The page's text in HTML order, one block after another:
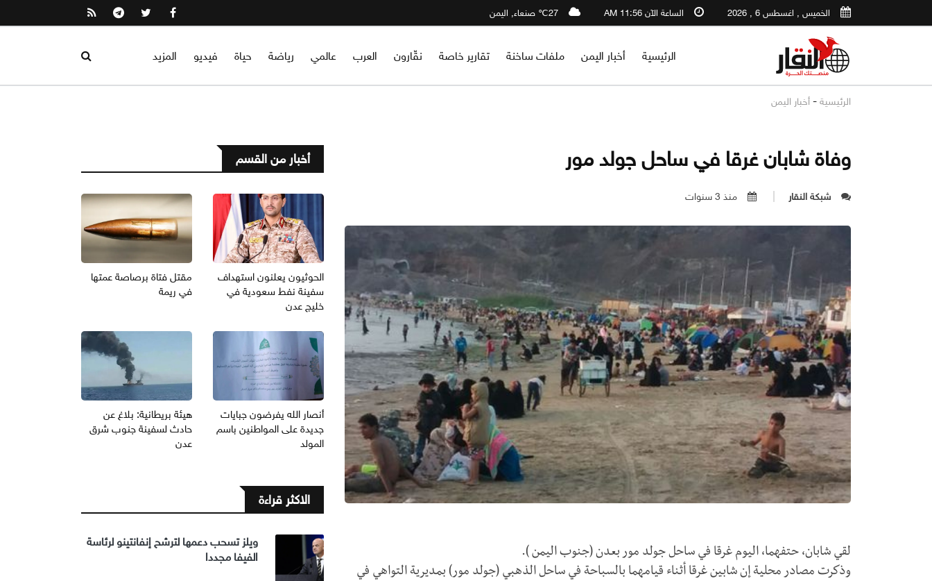
الخميس , اغسطس 6 , 2026 الساعة الآن 11:56 AM 27℃ صنعاء, اليمن
الرئيسية أخبار اليمن ملفات ساخنة تقارير خاصة نقّارون العرب عالمي رياضة حياة فيديو المزيد
الرئيسية - أخبار اليمن
وفاة شابان غرقا في ساحل جولد مور
شبكة النقار منذ 3 سنوات
لقي شابان، حتفهما، اليوم غرقا في ساحل جولد مور بعدن (جنوب اليمن ).
وذكرت مصادر محلية إن شابين غرقا أثناء قيامهما بالسباحة في ساحل الذهبي (جولد مور) بمديرية التواهي في
أخبار من القسم
الحوثيون يعلنون استهداف
سفينة نفط سعودية في
خليج عدن
مقتل فتاة برصاصة عمتها
في ريمة
أنصار الله يفرضون جبايات
جديدة على المواطنين باسم
المولد
هيئة بريطانية: بلاغ عن
حادث لسفينة جنوب شرق
عدن
الاكثر قراءة
ويلز تسحب دعمها لترشح إنفانتينو لرئاسة
الفيفا مجددا